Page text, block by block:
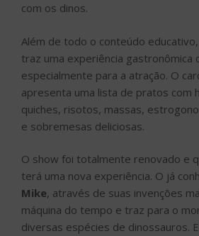
com os dinos.
Além de todo o conteúdo
traz uma experiência gastronômica
especialmente para a atração. O
apresenta uma lista de pratos com
quiches, risotos, massas,
e sobremesas deliciosas.
O show foi totalmente renovado e
terá uma nova experiência. O já
Mike, através de suas invenções
máquina do tempo e traz para o
diversas espécies de dinossauros.